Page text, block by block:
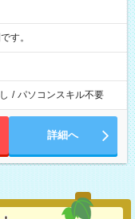
です。
/ パソコンスキル不要
詳細へ